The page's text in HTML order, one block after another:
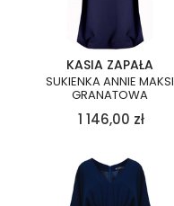
KASIA ZAPAŁA
SUKIENKA ANNIE MAKSI
GRANATOWA
1 146,00 zł